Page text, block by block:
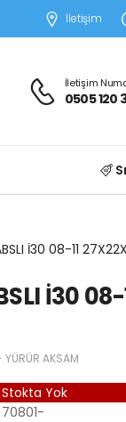
İletişim
İletişim
0505 120
İ30 08-11
İ30
YÜRÜR AKSAM
Stokta Yok
70801-